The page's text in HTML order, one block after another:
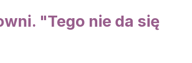
"Tego nie da się